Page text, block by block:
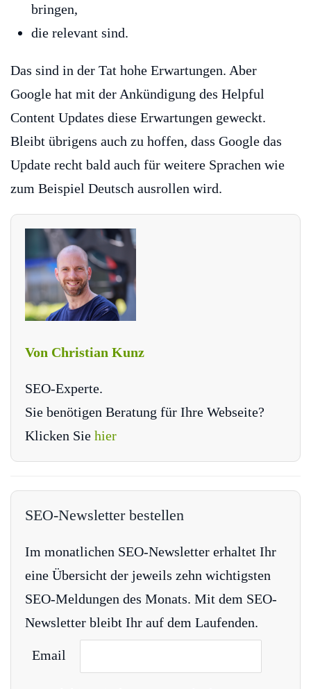
bringen,
die relevant sind.
Das sind in der Tat hohe Erwartungen. Aber
Google hat mit der Ankündigung des Helpful
Content Updates diese Erwartungen geweckt.
Bleibt übrigens auch zu hoffen, dass Google das
Update recht bald auch für weitere Sprachen wie
zum Beispiel Deutsch ausrollen wird.
Von Christian Kunz
SEO-Experte.
Sie benötigen Beratung für Ihre Webseite?
Klicken Sie hier
SEO-Newsletter bestellen
Im monatlichen SEO-Newsletter erhaltet Ihr
eine Übersicht der jeweils zehn wichtigsten
SEO-Meldungen des Monats. Mit dem SEO-
Newsletter bleibt Ihr auf dem Laufenden.
Email